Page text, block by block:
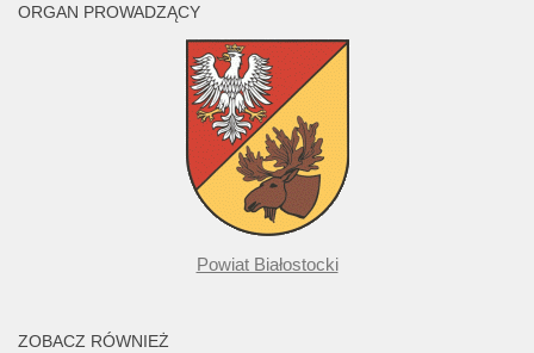
ORGAN PROWADZĄCY
Powiat Białostocki
ZOBACZ RÓWNIEŻ